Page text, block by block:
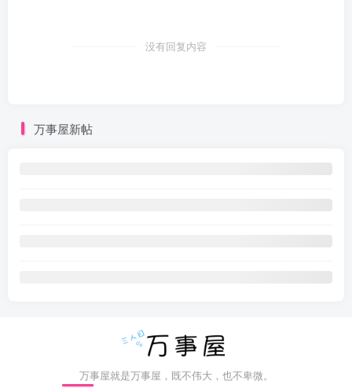
没有回复内容
万事屋新帖
万事屋就是万事屋，既不伟大，也不卑微。